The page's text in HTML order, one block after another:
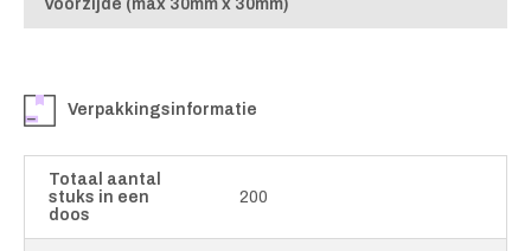
Voorzijde (max 30mm x 30mm)
Verpakkingsinformatie
Totaal aantal
stuks in een
doos
200